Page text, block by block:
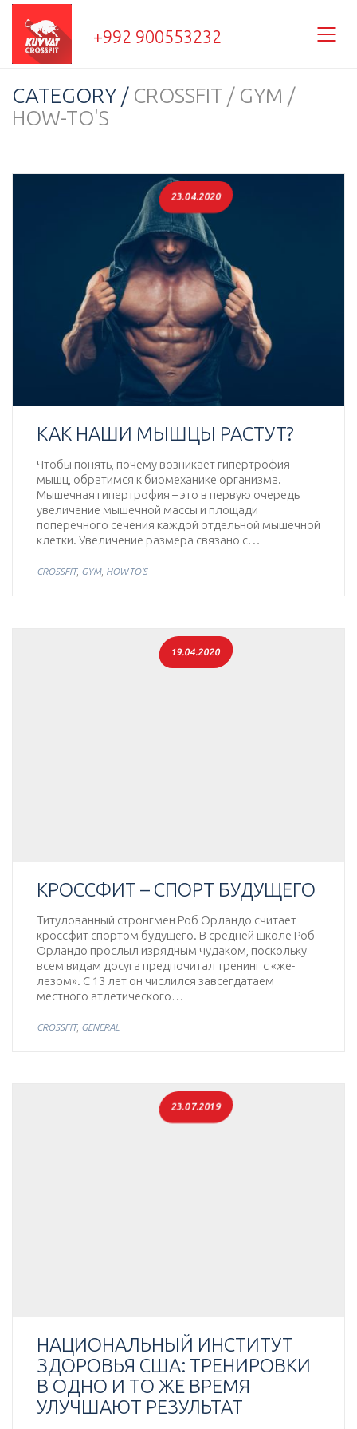
+992 900553232
CATEGORY / CROSSFIT / GYM /
HOW-TO'S
КАК НАШИ МЫШЦЫ РАСТУТ?
Чтобы понять, почему возникает гипертрофия
мышц, обратимся к биомеханике организма.
Мышечная гипертрофия – это в первую очередь
увеличение мышечной массы и площади
поперечного сечения каждой отдельной мышечной
клетки. Увеличение размера связано с…
23.04.2020
CROSSFIT, GYM, HOW-TO'S
КРОССФИТ – СПОРТ БУДУЩЕГО
Титулованный стронгмен Роб Орландо считает
кроссфит спортом будущего. В средней школе Роб
Орландо прослыл изрядным чудаком, поскольку
всем видам досуга предпочитал тренинг с «же­
лезом». С 13 лет он числился завсегдатаем
местного атлетического…
19.04.2020
CROSSFIT, GENERAL
НАЦИОНАЛЬНЫЙ ИНСТИТУТ
ЗДОРОВЬЯ США: ТРЕНИРОВКИ
В ОДНО И ТО ЖЕ ВРЕМЯ
УЛУЧШАЮТ РЕЗУЛЬТАТ
23.07.2019